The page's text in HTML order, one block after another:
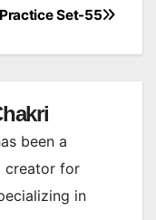
Practice Set-55
been a
creator for
in